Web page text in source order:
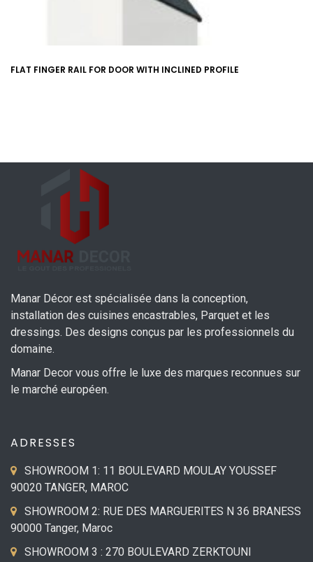
FLAT FINGER RAIL FOR DOOR WITH INCLINED PROFILE
Manar Décor est spécialisée dans la conception,
installation des cuisines encastrables, Parquet et les
dressings. Des designs conçus par les professionnels du
domaine.
Manar Decor vous offre le luxe des marques reconnues sur
le marché européen.
ADRESSES
SHOWROOM 1: 11 BOULEVARD MOULAY YOUSSEF
90020 TANGER, MAROC
SHOWROOM 2: RUE DES MARGUERITES N 36 BRANESS
90000 Tanger, Maroc
SHOWROOM 3 : 270 BOULEVARD ZERKTOUNI